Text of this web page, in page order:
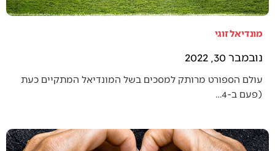
מונדיאל זוגי
נובמבר 30, 2022
עולם הספורט מרותק למסכים בשל המונדיאל המתקיים כעת
(פעם ב-4…